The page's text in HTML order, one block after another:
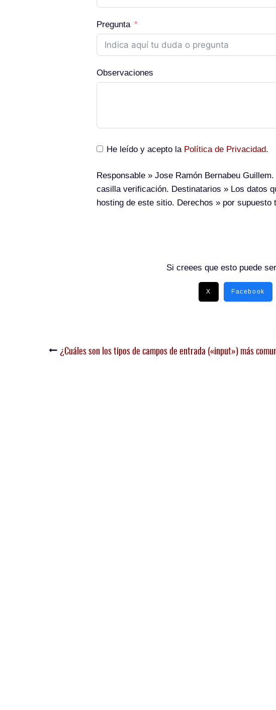
Pregunta
Observaciones
He leído y acepto la Política de Privacidad.
Responsable » Jose Ramón Bernabeu Guillem.
casilla verificación. Destinatarios » Los datos
hosting de este sitio. Derechos » por supuesto
Si creees que esto puede
X Facebook
¿Cuáles son los tipos de campos de entrada («input») más